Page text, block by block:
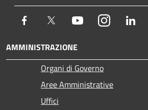
Facebook Twitter YoutubeInstagram
AMMINISTRAZIONE
Organi di Governo
Aree Amministrative
Uffici